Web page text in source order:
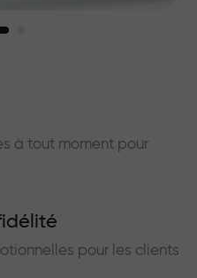
à tout moment pour
pour les clients